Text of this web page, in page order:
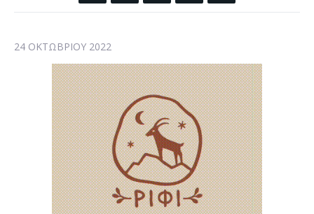
24 ΟΚΤΩΒΡΊΟΥ 2022